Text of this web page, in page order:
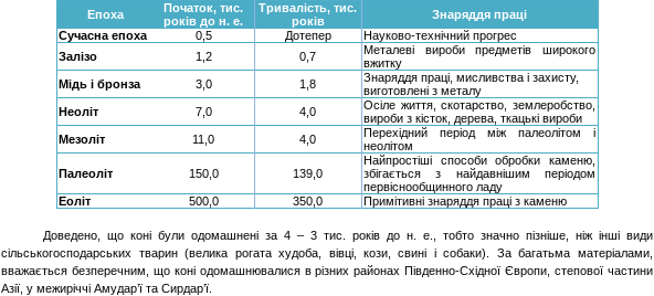
Епоха
Початок, тис.
років до н. е.
Тривалість, тис.
років
Знаряддя праці
Сучасна епоха
0,5 Дотепер
Науково-технічний прогрес
Залізо
1,2 0,7
Металеві вироби предметів широкого
вжитку
Мідь і бронза
3,0 1,8
Знаряддя праці, мисливства і захисту,
виготовлені з металу
Неоліт
7,0 4,0
Осіле життя, скотарство, землеробство,
вироби з кісток, дерева, ткацькі вироби
Мезоліт
11,0 4,0
Перехідний період між палеолітом і
неолітом
Палеоліт 150,0 139,0
Найпростіші способи обробки каменю,
збігається з найдавнішим періодом
первіснообщинного ладу
Еоліт
500,0 350,0 Примітивні знаряддя праці з каменю
Доведено, що коні були одомашнені за 4 – 3 тис. років до н. е., тобто значно пізніше, ніж інші види
сільськогосподарських тварин (велика рогата худоба, вівці, кози, свині і собаки). За багатьма матеріалами,
вважається безперечним, що коні одомашнювалися в різних районах Південно-Східної Європи, степової частини
Азії, у межиріччі Амудар’ї та Сирдар’ї.